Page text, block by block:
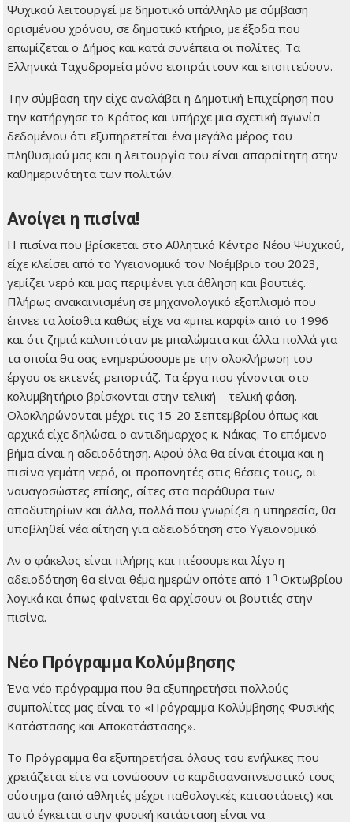
Ψυχικού λειτουργεί με δημοτικό υπάλληλο με σύμβαση
ορισμένου χρόνου, σε δημοτικό κτήριο, με έξοδα που
επωμίζεται ο Δήμος και κατά συνέπεια οι πολίτες. Τα
Ελληνικά Ταχυδρομεία μόνο εισπράττουν και εποπτεύουν.
Την σύμβαση την είχε αναλάβει η Δημοτική Επιχείρηση που
την κατήργησε το Κράτος και υπήρχε μια σχετική αγωνία
δεδομένου ότι εξυπηρετείται ένα μεγάλο μέρος του
πληθυσμού μας και η λειτουργία του είναι απαραίτητη στην
καθημερινότητα των πολιτών.
Ανοίγει η πισίνα!
Η πισίνα που βρίσκεται στο Αθλητικό Κέντρο Νέου Ψυχικού,
είχε κλείσει από το Υγειονομικό τον Νοέμβριο του 2023,
γεμίζει νερό και μας περιμένει για άθληση και βουτιές.
Πλήρως ανακαινισμένη σε μηχανολογικό εξοπλισμό που
έπνεε τα λοίσθια καθώς είχε να «μπει καρφί» από το 1996
και ότι ζημιά καλυπτόταν με μπαλώματα και άλλα πολλά για
τα οποία θα σας ενημερώσουμε με την ολοκλήρωση του
έργου σε εκτενές ρεπορτάζ. Τα έργα που γίνονται στο
κολυμβητήριο βρίσκονται στην τελική – τελική φάση.
Ολοκληρώνονται μέχρι τις 15-20 Σεπτεμβρίου όπως και
αρχικά είχε δηλώσει ο αντιδήμαρχος κ. Νάκας. Το επόμενο
βήμα είναι η αδειοδότηση. Αφού όλα θα είναι έτοιμα και η
πισίνα γεμάτη νερό, οι προπονητές στις θέσεις τους, οι
ναυαγοσώστες επίσης, σίτες στα παράθυρα των
αποδυτηρίων και άλλα, πολλά που γνωρίζει η υπηρεσία, θα
υποβληθεί νέα αίτηση για αδειοδότηση στο Υγειονομικό.
Αν ο φάκελος είναι πλήρης και πιέσουμε και λίγο η
αδειοδότηση θα είναι θέμα ημερών οπότε από 1 η Οκτωβρίου
λογικά και όπως φαίνεται θα αρχίσουν οι βουτιές στην
πισίνα.
Νέο Πρόγραμμα Κολύμβησης
Ένα νέο πρόγραμμα που θα εξυπηρετήσει πολλούς
συμπολίτες μας είναι το «Πρόγραμμα Κολύμβησης Φυσικής
Κατάστασης και Αποκατάστασης».
Το Πρόγραμμα θα εξυπηρετήσει όλους του ενήλικες που
χρειάζεται είτε να τονώσουν το καρδιοαναπνευστικό τους
σύστημα (από αθλητές μέχρι παθολογικές καταστάσεις) και
αυτό έγκειται στην φυσική κατάσταση είναι να